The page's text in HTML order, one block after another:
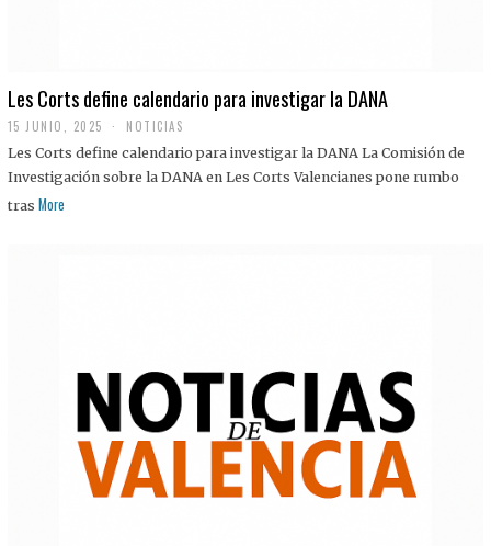
Les Corts define calendario para investigar la DANA
15 JUNIO, 2025 NOTICIAS
Les Corts define calendario para investigar la DANA La Comisión de
Investigación sobre la DANA en Les Corts Valencianes pone rumbo
tras More